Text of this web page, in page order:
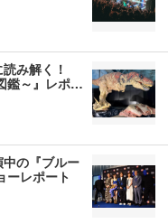
み解く！
鑑～』レポ…
の『ブルー
ーレポート